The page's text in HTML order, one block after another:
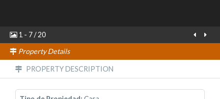
1 - 7/20
Property Details
PROPERTY DESCRIPTION